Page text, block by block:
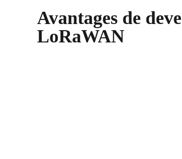
Avantages de
LoRaWAN